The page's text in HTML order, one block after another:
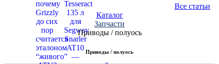
Все статьи
Каталог
Запчасти
Приводы / полуось
Приводы / полуось